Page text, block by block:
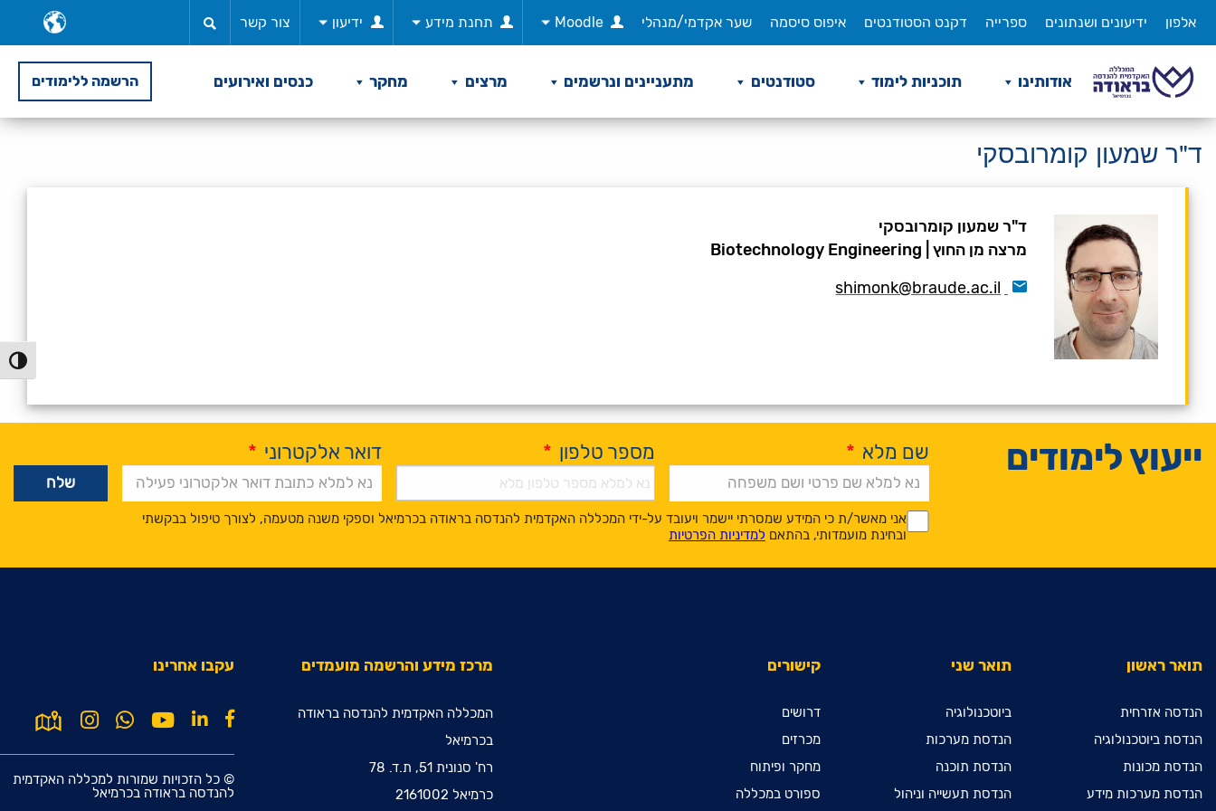
לתוכן
אלפון ידיעונים ושנתונים ספרייה דקנט הסטודנטים איפוס סיסמה שער אקדמי/מנהלי Moodle תחנת מידע ידיעון צור קשר
אודותינו תוכניות לימוד סטודנטים מתעניינים ונרשמים מרצים מחקר כנסים ואירועים הרשמה ללימודים
ד"ר שמעון קומרובסקי
ד"ר שמעון קומרובסקי
מרצה מן החוץ Biotechnology Engineering
shimonk@braude.ac.il
ייעוץ לימודים שם מלא * מספר טלפון * דואר אלקטרוני *
*
*
אני מאשר/ת כי המידע שמסרתי יישמר ויעובד על-ידי המכללה האקדמית להנדסה בראודה בכרמיאל וספקי משנה מטעמה, לצורך טיפול בבקשתי
ובחינת מועמדותי, בהתאם למדיניות הפרטיות
Alternative:
תואר ראשון
הנדסה אזרחית
הנדסת ביוטכנולוגיה
הנדסת מכונות
הנדסת מערכות מידע
תואר שני
ביוטכנולוגיה
הנדסת מערכות
הנדסת תוכנה
הנדסת תעשייה וניהול
קישורים
דרושים
מכרזים
מחקר ופיתוח
ספורט במכללה
מרכז מידע והרשמה מועמדים
המכללה האקדמית להנדסה בראודה
בכרמיאל
רח' סנונית 51, ת.ד. 78
כרמיאל 2161002
עקבו אחרינו
© כל הזכויות שמורות למכללה האקדמית
להנדסה בראודה בכרמיאל